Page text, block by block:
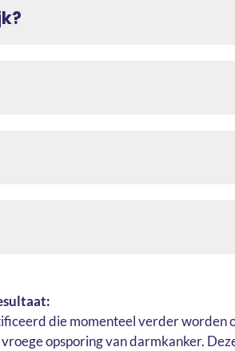
die momenteel verder worden
opsporing van darmkanker.